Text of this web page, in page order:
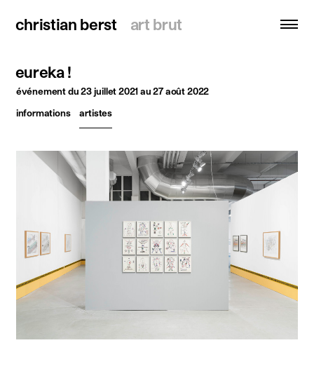
christian berst art brut
christian berst art brut
recherche
accueil
artistes
expositions
actualités
publications
ressources
à propos
contact
facebook
eureka !
événementdu 23 juillet 2021 au 27 août 2022
informations
artistes